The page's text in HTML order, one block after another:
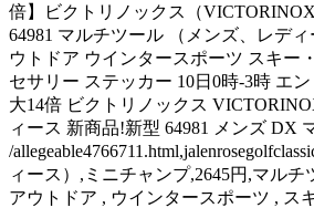
倍】ビクトリノックス（
64981 マルチツール （メンズ、レデ
ウトドア ウインタースポーツ スキー
セサリー ステッカー 10日0時-3時 エ
大14倍 ビクトリノックス
ィース 新商品!新型 64981 メンズ DX
/
ィース）,ミニチャンプ,2645円,マルチ
アウトドア , ウインタースポーツ , ス